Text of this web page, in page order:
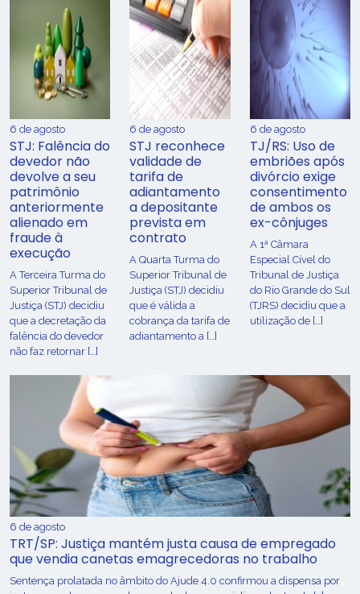
6 de agosto
STJ: Falência do
devedor não
devolve a seu
patrimônio
anteriormente
alienado em
fraude à
execução
A Terceira Turma do
Superior Tribunal de
Justiça (STJ) decidiu
que a decretação da
falência do devedor
não faz retornar […]
6 de agosto
STJ reconhece
validade de
tarifa de
adiantamento
a depositante
prevista em
contrato
A Quarta Turma do
Superior Tribunal de
Justiça (STJ) decidiu
que é válida a
cobrança da tarifa de
adiantamento a […]
6 de agosto
TJ/RS: Uso de
embriões após
divórcio exige
consentimento
de ambos os
ex-cônjuges
A 1ª Câmara
Especial Cível do
Tribunal de Justiça
do Rio Grande do Sul
(TJRS) decidiu que a
utilização de […]
6 de agosto
TRT/SP: Justiça mantém justa causa de empregado
que vendia canetas emagrecedoras no trabalho
Sentença prolatada no âmbito do Ajude 4.0 confirmou a dispensa por